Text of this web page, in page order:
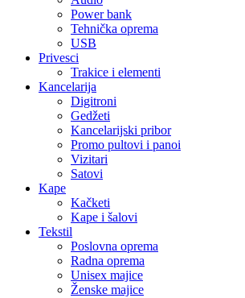
Power bank
Tehnička oprema
USB
Privesci
Trakice i elementi
Kancelarija
Digitroni
Gedžeti
Kancelarijski pribor
Promo pultovi i panoi
Vizitari
Satovi
Kape
Kačketi
Kape i šalovi
Tekstil
Poslovna oprema
Radna oprema
Unisex majice
Ženske majice